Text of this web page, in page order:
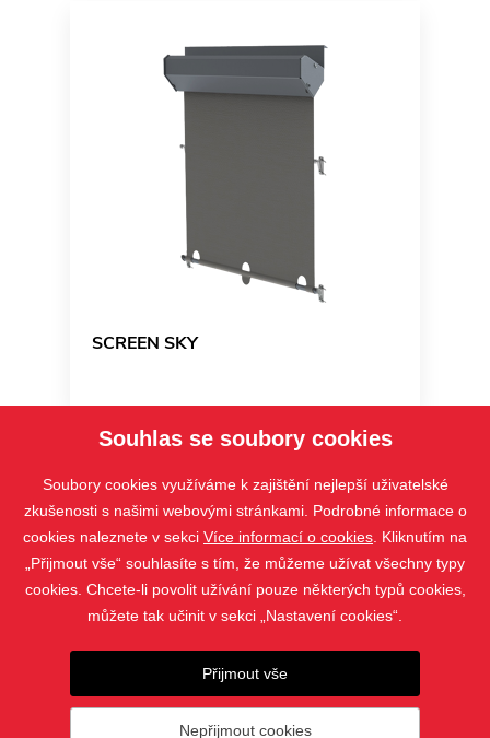
SCREEN SKY
PRODUKTY
Souhlas se soubory cookies
Soubory cookies využíváme k zajištění nejlepší uživatelské
zkušenosti s našimi webovými stránkami. Podrobné informace o
cookies naleznete v sekci Více informací o cookies . Kliknutím na
„Přijmout vše“ souhlasíte s tím, že můžeme užívat všechny typy
cookies. Chcete-li povolit užívání pouze některých typů cookies,
můžete tak učinit v sekci „Nastavení cookies“.
Přijmout vše
Nepřijmout cookies